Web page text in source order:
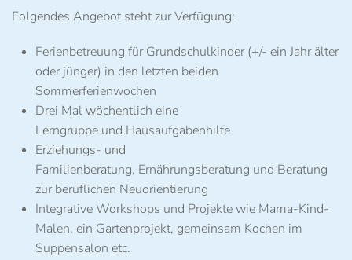
Folgendes Angebot steht zur Verfügung:
Ferienbetreuung für Grundschulkinder (+/- ein Jahr älter
oder jünger) in den letzten beiden
Sommerferienwochen
Drei Mal wöchentlich eine
Lerngruppe und Hausaufgabenhilfe
Erziehungs- und
Familienberatung, Ernährungsberatung und Beratung
zurberuflichen Neuorientierung
Integrative Workshops und Projekte wie Mama-Kind-
Malen, ein Gartenprojekt, gemeinsam Kochen im
Suppensalon etc.